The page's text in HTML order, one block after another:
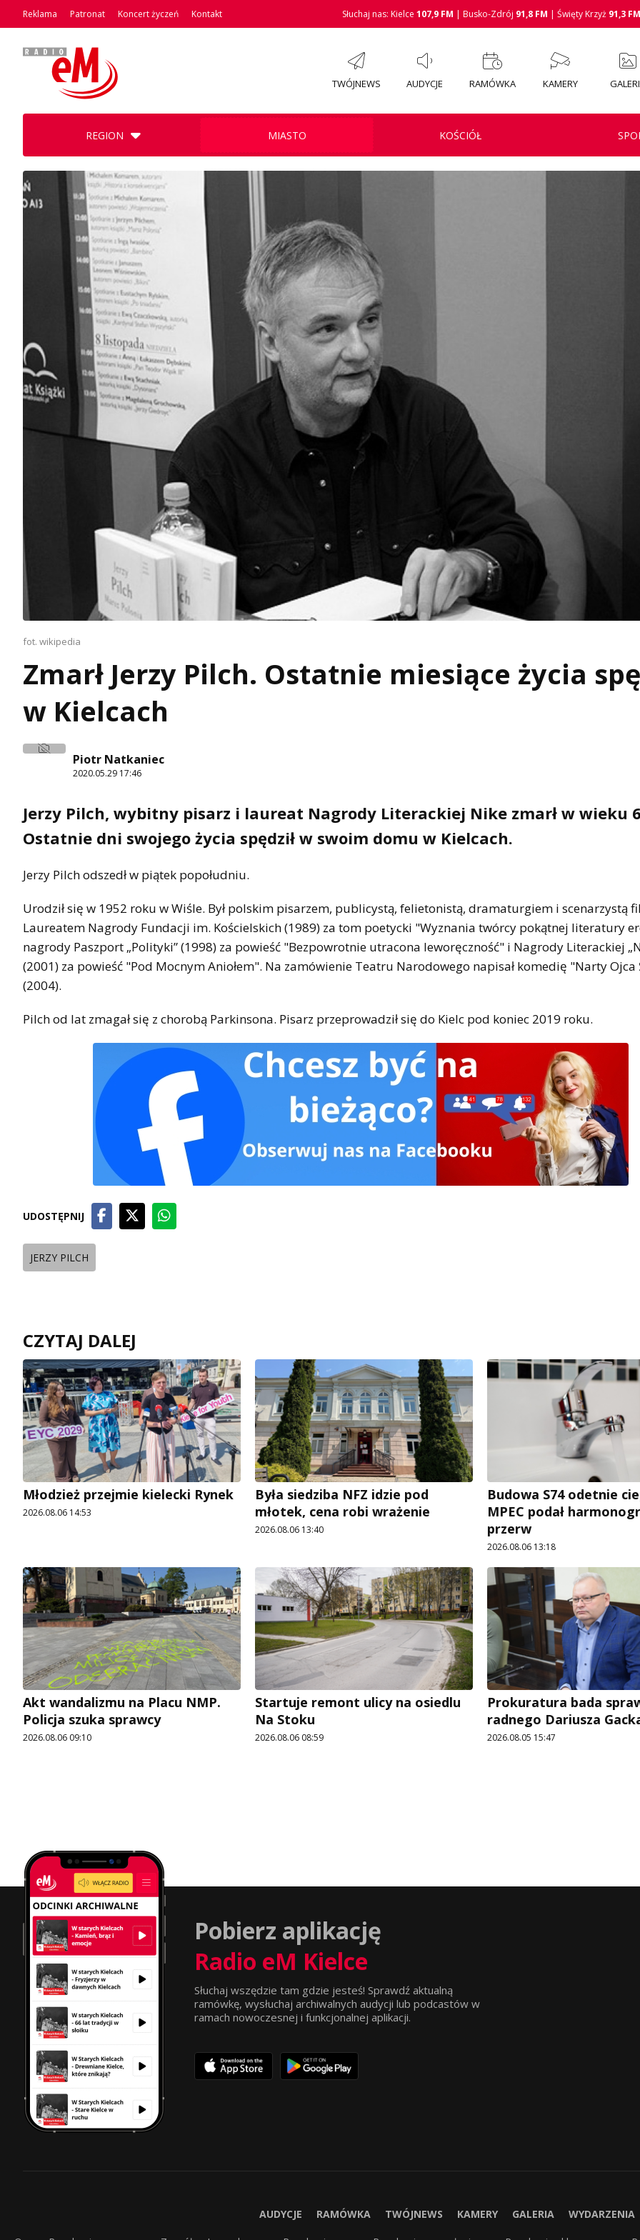
Reklama Patronat Koncert życzeń Kontakt Słuchaj nas: Kielce 107,9 FM | Busko-Zdrój 91,8 FM | Święty Krzyż 91,3 FM
TWÓJNEWS AUDYCJE RAMÓWKA KAMERY
REGION MIASTO KOŚCIÓŁ
fot. wikipedia
Zmarł Jerzy Pilch. Ostatnie miesiące życia
w Kielcach
Piotr Natkaniec
2020.05.29 17:46
Jerzy Pilch, wybitny pisarz i laureat Nagrody Literackiej Nike zmarł w wieku
Ostatnie dni swojego życia spędził w swoim domu w Kielcach.
Jerzy Pilch odszedł w piątek popołudniu.
Urodził się w 1952 roku w Wiśle. Był polskim pisarzem, publicystą, felietonistą, dramaturgiem i scenarzystą
Laureatem Nagrody Fundacji im. Kościelskich (1989) za tom poetycki "Wyznania twórcy pokątnej literatury
nagrody Paszport „Polityki” (1998) za powieść "Bezpowrotnie utracona leworęczność" i Nagrody Literackiej
(2001) za powieść "Pod Mocnym Aniołem". Na zamówienie Teatru Narodowego napisał komedię "Narty Ojca
(2004).
Pilch od lat zmagał się z chorobą Parkinsona. Pisarz przeprowadził się do Kielc pod koniec 2019 roku.
UDOSTĘPNIJ
JERZY PILCH
CZYTAJ DALEJ
Młodzież przejmie kielecki Rynek
2026.08.06 14:53
Była siedziba NFZ idzie pod
młotek, cena robi wrażenie
2026.08.06 13:40
Budowa S74 odetnie
MPEC podał
przerw
2026.08.06 13:18
Akt wandalizmu na Placu NMP.
Policja szuka sprawcy
2026.08.06 09:10
Startuje remont ulicy na osiedlu
Na Stoku
2026.08.06 08:59
Prokuratura bada
radnego Dariusza
2026.08.05 15:47
Pobierz aplikację
Radio eM Kielce
Słuchaj wszędzie tam gdzie jesteś! Sprawdź aktualną
ramówkę, wysłuchaj archiwalnych audycji lub podcastów w
ramach nowoczesnej i funkcjonalnej aplikacji.
AUDYCJE RAMÓWKA TWÓJNEWS KAMERY GALERIA WYDARZENIA